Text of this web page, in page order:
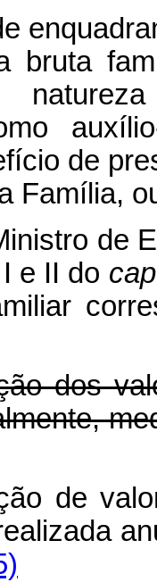
bruta
de
Família,
de
e II do
dos
de